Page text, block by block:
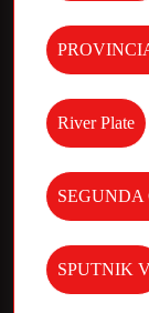
River Plate
SEGUNDA
SPUTNIK